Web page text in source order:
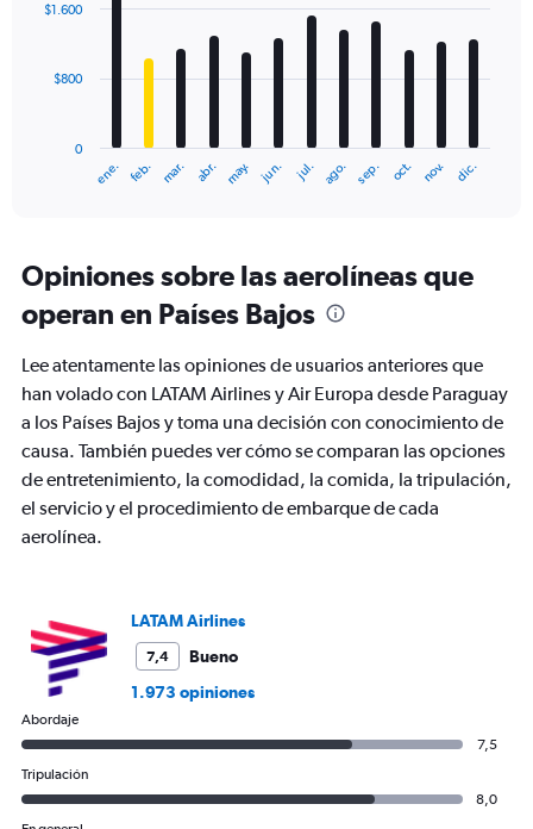
12
The
Range:
12
categories.
The
chart
1
Y
axis
displaying
Range:
0
ene. feb. mar. abr. may. jun. jul. ago. sep. oct. nov. dic.
0
$800
$1.600
Opiniones sobre las aerolíneas que
operan en Países Bajos
Lee atentamente las opiniones de usuarios anteriores que
han volado con LATAM Airlines y Air Europa desde Paraguay
a los Países Bajos y toma una decisión con conocimiento de
causa. También puedes ver cómo se comparan las opciones
de entretenimiento, la comodidad, la comida, la tripulación,
el servicio y el procedimiento de embarque de cada
aerolínea.
LATAM Airlines
7,4
Bueno
1.973 opiniones
Abordaje
7,5
Tripulación
8,0